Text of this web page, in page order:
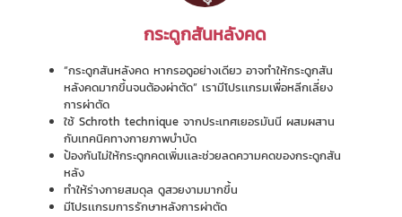
กระดูกสันหลังคด
“กระดูกสันหลังคด หากรอดูอย่างเดียว อาจทำให้กระดูกสัน
หลังคดมากขึ้นจนต้องผ่าตัด” เรามีโปรเเกรมเพื่อหลีกเลี่ยง
การผ่าตัด
ใช้ Schroth technique จากประเทศเยอรมันนี ผสมผสาน
กับเทคนิคทางกายภาพบำบัด
ป้องกันไม่ให้กระดูกคดเพิ่มเเละช่วยลดความคดของกระดูกสัน
หลัง
ทำให้ร่างกายสมดุล ดูสวยงามมากขึ้น
มีโปรเเกรมการรักษาหลังการผ่าตัด